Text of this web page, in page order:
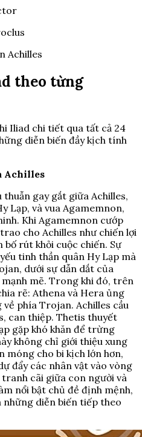
Achilles
theo từng
Iliad chi tiết qua tất cả 24
diễn biến đầy kịch tính
Achilles
thuẫn gay gắt giữa Achilles,
Lạp, và vua Agamemnon,
Khi Agamemnon cướp
cho Achilles như chiến lợi
bố rút khỏi cuộc chiến. Sự
tinh thần quân Hy Lạp mà
dưới sự dẫn dắt của
mẽ. Trong khi đó, trên
rẽ: Athena và Hera ủng
phía Trojan. Achilles cầu
can thiệp. Thetis thuyết
gặp khó khăn để trừng
không chỉ giới thiệu xung
móng cho bi kịch lớn hơn,
đẩy các nhân vật vào vòng
cãi giữa con người và
nổi bật chủ đề định mệnh,
diễn biến tiếp theo